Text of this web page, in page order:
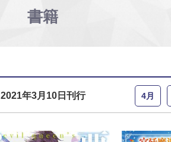
書籍
2021年3月10日刊行 4月